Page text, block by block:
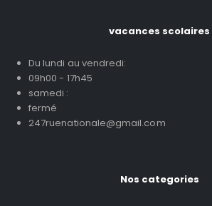
vacances scolaires
Du lundi au vendredi:
09h00 - 17h45
samedi :
fermé
247ruenationale@gmail.com
Nos categories